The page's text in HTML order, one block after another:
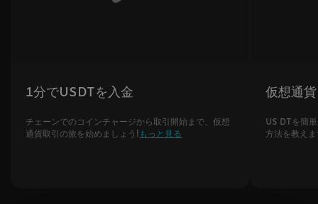
1分でUSDTを入金
チェーンでのコインチャージから取引開始まで、仮想
通貨取引の旅を始めましょう! もっと見る
仮想通
US DTを簡
方法を教え